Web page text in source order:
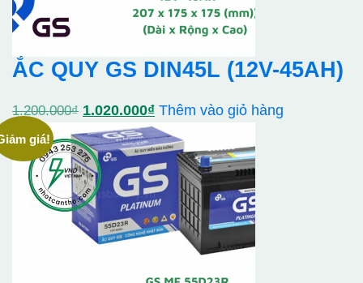
ẮC QUY GS DIN45L (12V-45AH)
1.200.000₫ Giá
gốc
là:
1.200.000₫.
1.020.000₫Giá
hiện
tại
là:
1.020.000₫.
Thêm vào giỏ hàng
giá!